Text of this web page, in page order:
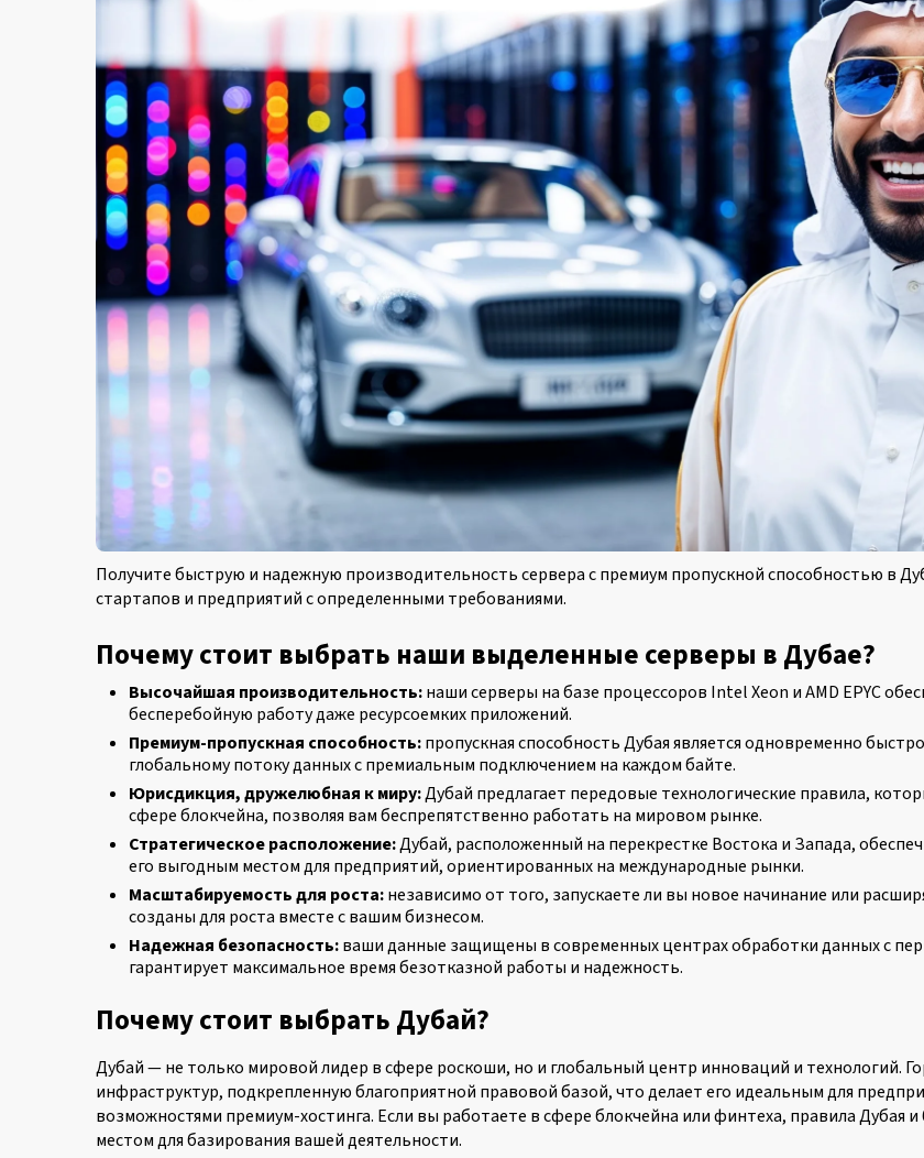
Получите быструю и надежную производительность сервера с премиум пропускной способностью в
стартапов и предприятий с определенными требованиями.
Почему стоит выбрать наши выделенные серверы в Дубае?
Высочайшая производительность:наши серверы на базе процессоров Intel Xeon и AMD EPYC
бесперебойную работу даже ресурсоемких приложений.
Премиум-пропускная способность:пропускная способность Дубая является одновременно
глобальному потоку данных с премиальным подключением на каждом байте.
Юрисдикция, дружелюбная к миру:Дубай предлагает передовые технологические правила,
сфере блокчейна, позволяя вам беспрепятственно работать на мировом рынке.
Стратегическое расположение:Дубай, расположенный на перекрестке Востока и Запада,
его выгодным местом для предприятий, ориентированных на международные рынки.
Масштабируемость для роста:независимо от того, запускаете ли вы новое начинание или
созданы для роста вместе с вашим бизнесом.
Надежная безопасность:ваши данные защищены в современных центрах обработки данных с
гарантирует максимальное время безотказной работы и надежность.
Почему стоит выбрать Дубай?
Дубай — не только мировой лидер в сфере роскоши, но и глобальный центр инноваций и технологий.
инфраструктур, подкрепленную благоприятной правовой базой, что делает его идеальным для
возможностями премиум-хостинга. Если вы работаете в сфере блокчейна или финтеха, правила Дубая
местом для базирования вашей деятельности.